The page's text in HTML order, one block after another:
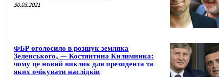
30.03.2021
ФБР оголосило в розшук земляка
Зеленського, — Костянтина Килимника:
чому це новий виклик для президента та
яких очікувати наслідків